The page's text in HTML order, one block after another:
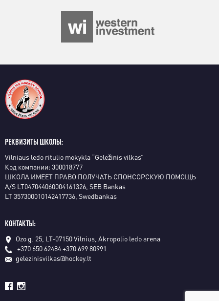
РЕКВИЗИТЫ ШКОЛЫ:
Vilniaus ledo ritulio mokykla “Geležinis vilkas”
Код компании: 300018777
ШКОЛА ИМЕЕТ ПРАВО ПОЛУЧАТЬ СПОНСОРСКУЮ ПОМОЩЬ
A/S LT047044060004161326, SEB Bankas
LT 357300010142417736, Swedbankas
КОНТАКТЫ:
Ozo g. 25, LT-07150 Vilnius, Akropolio ledo arena
+370 650 62484+370 699 80991
gelezinisvilkas@hockey.lt